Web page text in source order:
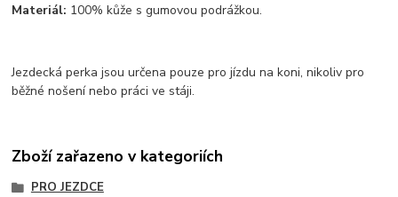
Materiál: 100% kůže s gumovou podrážkou.
Jezdecká perka jsou určena pouze pro jízdu na koni, nikoliv pro
běžné nošení nebo práci ve stáji.
Zboží zařazeno v kategoriích
PRO JEZDCE